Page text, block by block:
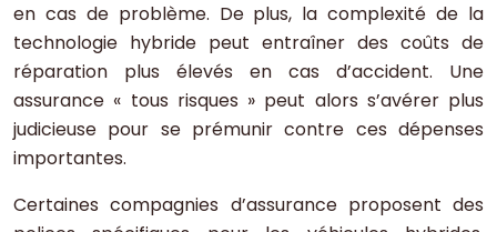
en cas de problème. De plus, la complexité de la
technologie hybride peut entraîner des coûts de
réparation plus élevés en cas d’accident. Une
assurance « tous risques » peut alors s’avérer plus
judicieuse pour se prémunir contre ces dépenses
importantes.
Certaines compagnies d’assurance proposent des